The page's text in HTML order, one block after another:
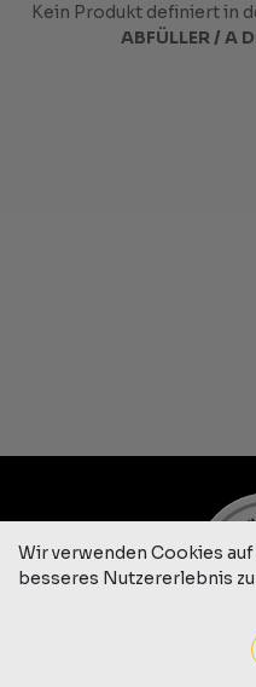
Kein Produkt definiert in
ABFÜLLER / A
Wir verwenden Cookies
besseres Nutzererlebnis